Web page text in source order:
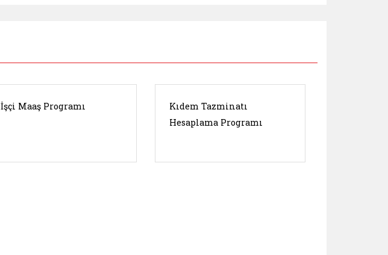
İşçi Maaş Programı
Kıdem Tazminatı
Hesaplama Programı